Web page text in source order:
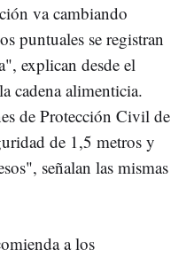
va cambiando
puntuales se registran
explican desde el
cadena alimenticia.
de Protección Civil de
de 1,5 metros y
señalan las mismas
a los